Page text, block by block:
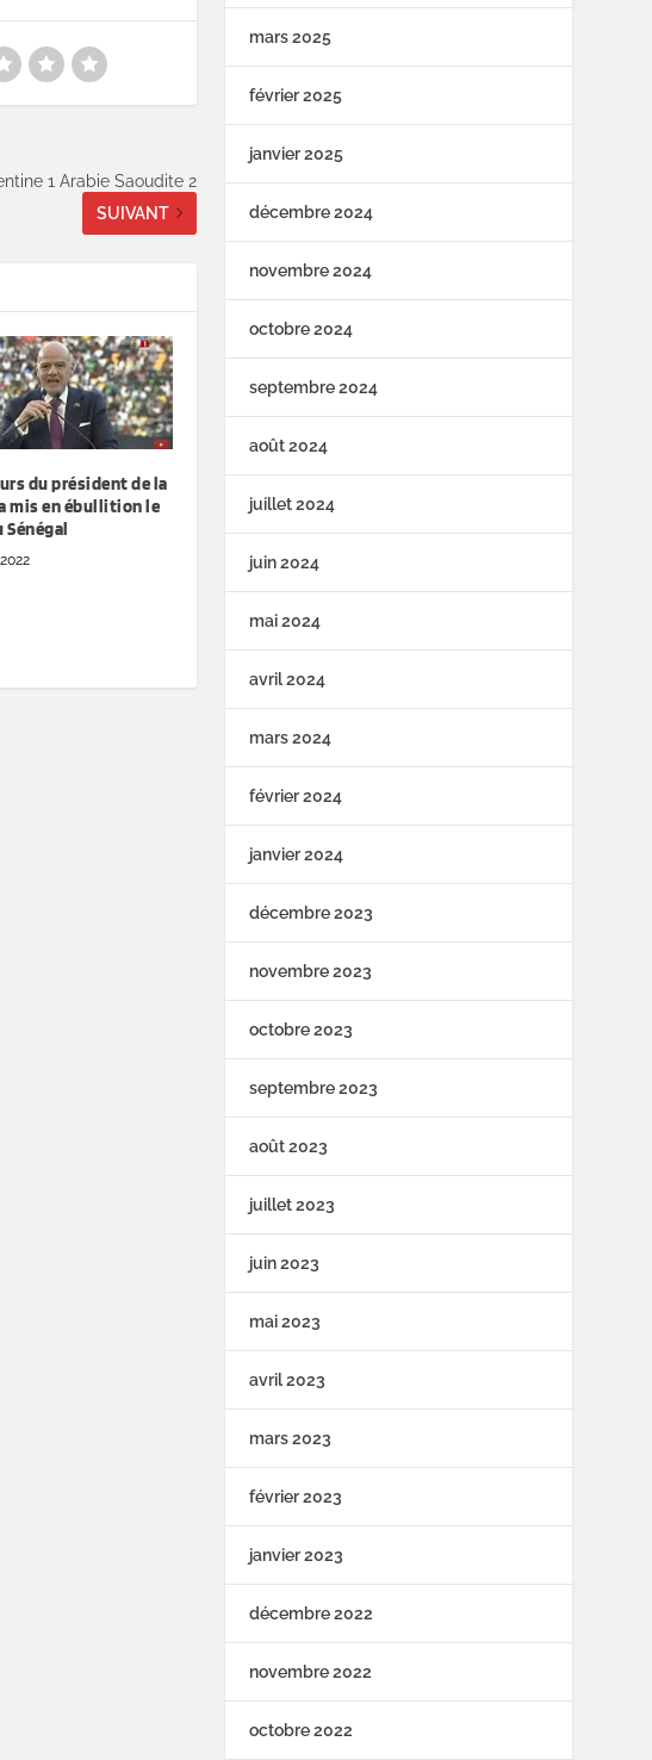
1 Arabie Saoudite 2
SUIVANT
du président de la
mis en ébullition le
Sénégal
mars 2025
février 2025
janvier 2025
décembre 2024
novembre 2024
octobre 2024
septembre 2024
août 2024
juillet 2024
juin 2024
mai 2024
avril 2024
mars 2024
février 2024
janvier 2024
décembre 2023
novembre 2023
octobre 2023
septembre 2023
août 2023
juillet 2023
juin 2023
mai 2023
avril 2023
mars 2023
février 2023
janvier 2023
décembre 2022
novembre 2022
octobre 2022